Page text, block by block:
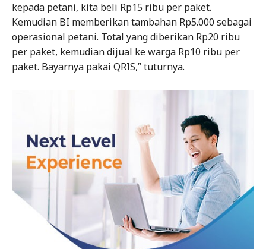
kepada petani, kita beli Rp15 ribu per paket.
Kemudian BI memberikan tambahan Rp5.000 sebagai
operasional petani. Total yang diberikan Rp20 ribu
per paket, kemudian dijual ke warga Rp10 ribu per
paket. Bayarnya pakai QRIS,” tuturnya.